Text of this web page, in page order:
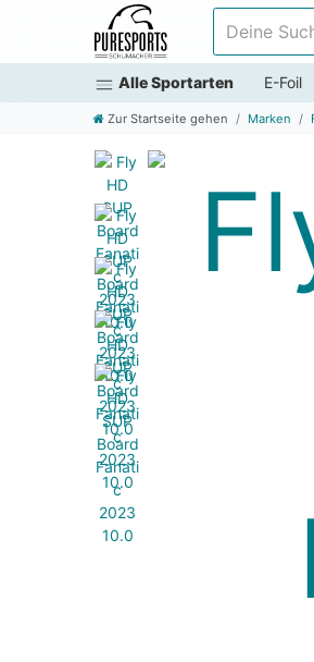
Alle Sportarten E-Foil
Zur Startseite gehen Marken